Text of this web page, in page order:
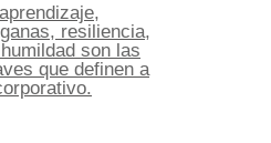
resiliencia,
son las
que definen a